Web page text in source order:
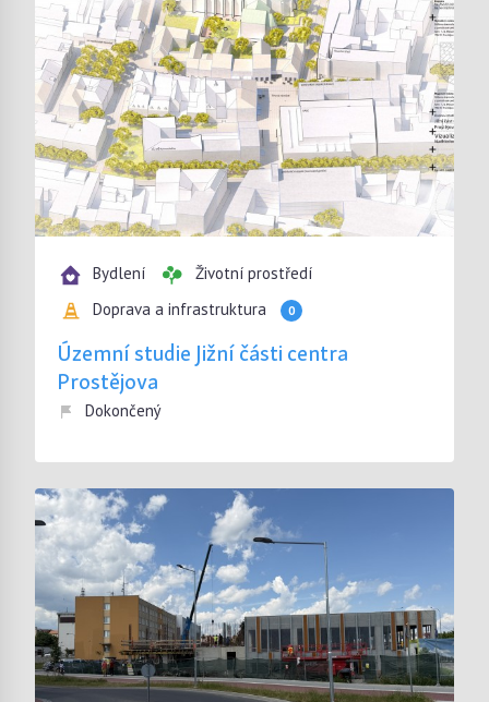
Bydlení
Životní prostředí
Doprava a infrastruktura
0
Územní studie Jižní části centra
Prostějova
Dokončený